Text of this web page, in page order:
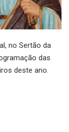
no Sertão da
das
deste ano.